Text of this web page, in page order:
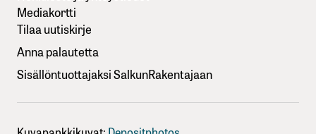
Mediakortti
Tilaa uutiskirje
Anna palautetta
Sisällöntuottajaksi SalkunRakentajaan